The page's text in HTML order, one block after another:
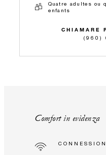
Quatre adultes ou
enfants
CHIAMARE
(960)
Comfort in evidenza